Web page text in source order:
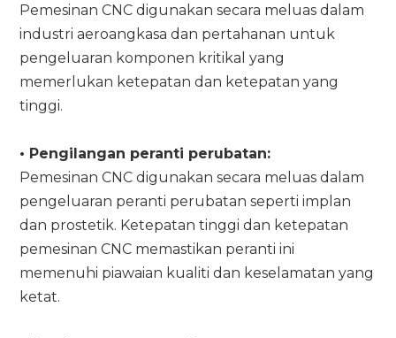
Pemesinan CNC digunakan secara meluas dalam
industri aeroangkasa dan pertahanan untuk
pengeluaran komponen kritikal yang
memerlukan ketepatan dan ketepatan yang
tinggi.
• Pengilangan peranti perubatan:
Pemesinan CNC digunakan secara meluas dalam
pengeluaran peranti perubatan seperti implan
dan prostetik. Ketepatan tinggi dan ketepatan
pemesinan CNC memastikan peranti ini
memenuhi piawaian kualiti dan keselamatan yang
ketat.